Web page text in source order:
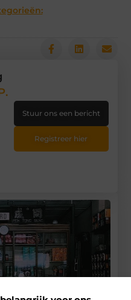
Stuur ons een bericht
Registreer hier